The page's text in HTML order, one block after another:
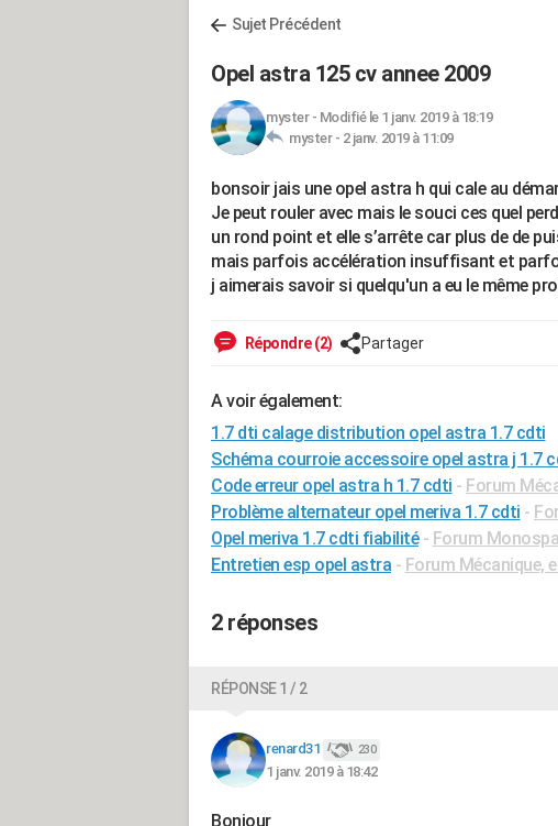
Sujet Précédent
Opel astra 125 cv annee 2009
myster- Modifié le 1 janv. 2019 à 18:19
myster - 2 janv. 2019 à 11:09
bonsoir jais une opel astra h qui cale au
Je peut rouler avec mais le souci ces quel
un rond point et elle s’arrête car plus de de
mais parfois accélération insuffisant et
j aimerais savoir si quelqu'un a eu le même
Répondre (2) Partager
A voir également:
1.7 dti calage distribution opel astra 1.7 cdti
Schéma courroie accessoire opel astra j 1.7
Code erreur opel astra h 1.7 cdti - Forum
Problème alternateur opel meriva 1.7 cdti -
Opel meriva 1.7 cdti fiabilité - Forum
Entretien esp opel astra - Forum Mécanique,
2 réponses
RÉPONSE 1 / 2
renard31 230
1 janv. 2019 à 18:42
Bonjour